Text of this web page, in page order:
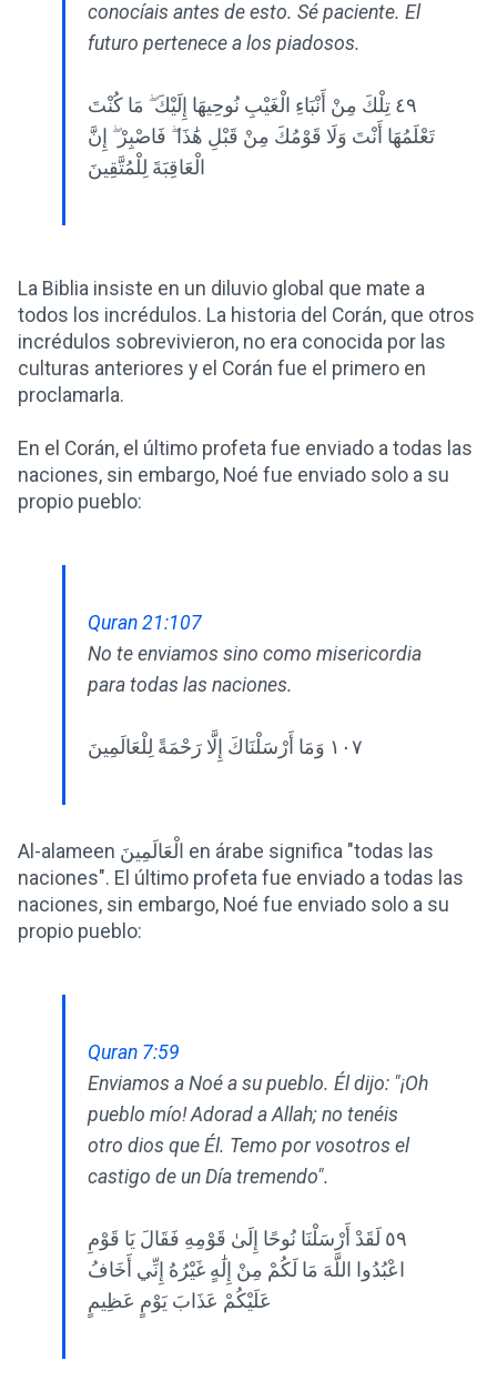
conocíais antes de esto. Sé paciente. El
futuro pertenece a los piadosos.
٤٩ تِلْكَ مِنْ أَنْبَاءِ الْغَيْبِ نُوحِيهَا إِلَيْكَ ۖ مَا كُنْتَ
تَعْلَمُهَا أَنْتَ وَلَا قَوْمُكَ مِنْ قَبْلِ هَٰذَا ۖ فَاصْبِرْ ۖ إِنَّ
الْعَاقِبَةَ لِلْمُتَّقِينَ
La Biblia insiste en un diluvio global que mate a
todos los incrédulos. La historia del Corán, que otros
incrédulos sobrevivieron, no era conocida por las
culturas anteriores y el Corán fue el primero en
proclamarla.
En el Corán, el último profeta fue enviado a todas las
naciones, sin embargo, Noé fue enviado solo a su
propio pueblo:
Quran 21:107
No te enviamos sino como misericordia
para todas las naciones.
١٠٧ وَمَا أَرْسَلْنَاكَ إِلَّا رَحْمَةً لِلْعَالَمِينَ
Al-alameen الْعَالَمِينَ en árabe significa "todas las
naciones". El último profeta fue enviado a todas las
naciones, sin embargo, Noé fue enviado solo a su
propio pueblo:
Quran 7:59
Enviamos a Noé a su pueblo. Él dijo: "¡Oh
pueblo mío! Adorad a Allah; no tenéis
otro dios que Él. Temo por vosotros el
castigo de un Día tremendo".
٥٩ لَقَدْ أَرْسَلْنَا نُوحًا إِلَىٰ قَوْمِهِ فَقَالَ يَا قَوْمِ
اعْبُدُوا اللَّهَ مَا لَكُمْ مِنْ إِلَٰهٍ غَيْرُهُ إِنِّي أَخَافُ
عَلَيْكُمْ عَذَابَ يَوْمٍ عَظِيمٍ